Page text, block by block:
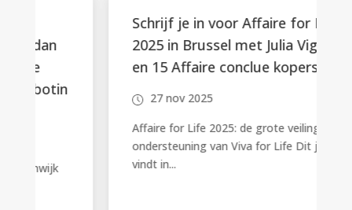
Schrijf je in voor Affaire for Life
2025 in Brussel met Julia Vignali
en 15 Affaire conclue kopers
27 nov 2025
Affaire for Life 2025: de grote veiling ter
ondersteuning van Viva for Life Dit jaar